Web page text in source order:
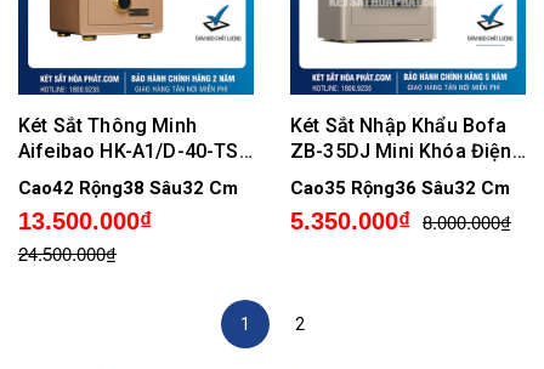
Két Sắt Thông Minh
Aifeibao HK-A1/D-40-TS
Mini Khóa Điện Tử Vân
Tay
Cao42 Rộng38 Sâu32 Cm
13.500.000₫
24.500.000₫
Két Sắt Nhập Khẩu Bofa
ZB-35DJ Mini Khóa Điện
Tử Vân Tay Chính Hãng
Cao35 Rộng36 Sâu32 Cm
5.350.000₫ 8.000.000₫
1 2